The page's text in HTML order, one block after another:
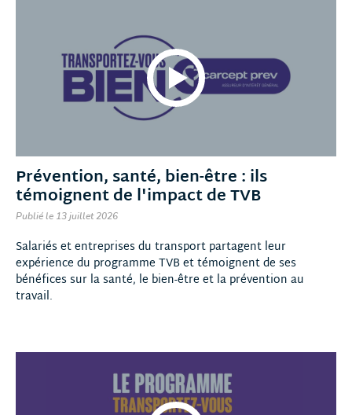
Prévention, santé, bien-être : ils
témoignent de l'impact de TVB
Publié le 13 juillet 2026
Salariés et entreprises du transport partagent leur
expérience du programme TVB et témoignent de ses
bénéfices sur la santé, le bien-être et la prévention au
travail.